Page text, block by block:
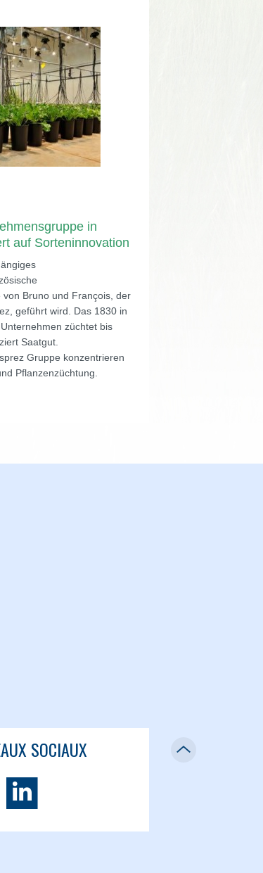
in
auf Sorteninnovation
Bruno und François, der
geführt wird. Das 1830 in
züchtet bis
Saatgut.
Gruppe konzentrieren
Pflanzenzüchtung.
SOCIAUX